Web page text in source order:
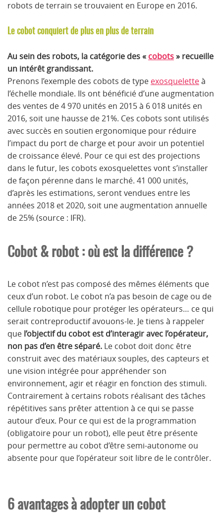
robots de terrain se trouvaient en Europe en 2016.
Le cobot conquiert de plus en plus de terrain
Au sein des robots, la catégorie des « cobots» recueille
un intérêt grandissant.
Prenons l’exemple des cobots de type exosqueletteà
l’échelle mondiale. Ils ont bénéficié d’une augmentation
des ventes de 4 970 unités en 2015 à 6 018 unités en
2016, soit une hausse de 21%. Ces cobots sont utilisés
avec succès en soutien ergonomique pour réduire
l’impact du port de charge et pour avoir un potentiel
de croissance élevé. Pour ce qui est des projections
dans le futur, les cobots exosquelettes vont s’installer
de façon pérenne dans le marché. 41 000 unités,
d’après les estimations, seront vendues entre les
années 2018 et 2020, soit une augmentation annuelle
de 25% (source : IFR).
Cobot & robot : où est la différence ?
Le cobot n’est pas composé des mêmes éléments que
ceux d’un robot. Le cobot n’a pas besoin de cage ou de
cellule robotique pour protéger les opérateurs… ce qui
serait contreproductif avouons-le. Je tiens à rappeler
que l’objectif du cobot est d’interagir avec l’opérateur,
non pas d’en être séparé. Le cobot doit donc être
construit avec des matériaux souples, des capteurs et
une vision intégrée pour appréhender son
environnement, agir et réagir en fonction des stimuli.
Contrairement à certains robots réalisant des tâches
répétitives sans prêter attention à ce qui se passe
autour d’eux. Pour ce qui est de la programmation
(obligatoire pour un robot), elle peut être présente
pour permettre au cobot d’être semi-autonome ou
absente pour que l’opérateur soit libre de le contrôler.
6 avantages à adopter un cobot